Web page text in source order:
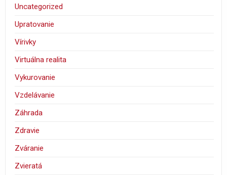
Uncategorized
Upratovanie
Vírivky
Virtuálna realita
Vykurovanie
Vzdelávanie
Záhrada
Zdravie
Zváranie
Zvieratá